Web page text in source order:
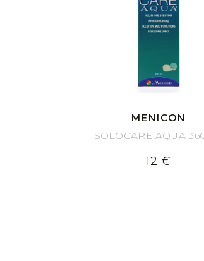
MENICON
SOLOCARE AQUA
12 €